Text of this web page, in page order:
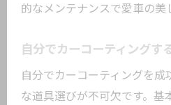
的なメンテナンスで愛車の美
自分でカーコーティングす
自分でカーコーティングを成
な道具選びが不可欠です。基